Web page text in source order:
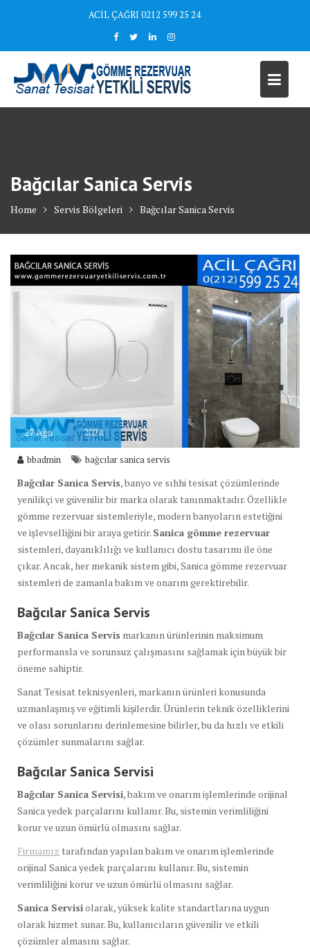
ACİL ÇAĞRI 0212 599 25 24
Bağcılar Sanica Servis
Home Servis Bölgeleri Bağcılar Sanica Servis
27Ağu 2024
bbadmin bağcılar sanica servis
Bağcılar Sanica Servis, banyo ve sıhhi tesisat çözümlerinde
yenilikçi ve güvenilir bir marka olarak tanınmaktadır. Özellikle
gömme rezervuar sistemleriyle, modern banyoların estetiğini
ve işlevselliğini bir araya getirir. Sanica gömme rezervuar
sistemleri, dayanıklılığı ve kullanıcı dostu tasarımı ile öne
çıkar. Ancak, her mekanik sistem gibi, Sanica gömme rezervuar
sistemleri de zamanla bakım ve onarım gerektirebilir.
Bağcılar Sanica Servis
Bağcılar Sanica Servis markanın ürünlerinin maksimum
performansla ve sorunsuz çalışmasını sağlamak için büyük bir
öneme sahiptir.
Sanat Tesisat teknisyenleri, markanın ürünleri konusunda
uzmanlaşmış ve eğitimli kişilerdir. Ürünlerin teknik özelliklerini
ve olası sorunlarını derinlemesine bilirler, bu da hızlı ve etkili
çözümler sunmalarını sağlar.
Bağcılar Sanica Servisi
Bağcılar Sanica Servisi, bakım ve onarım işlemlerinde orijinal
Sanica yedek parçalarını kullanır. Bu, sistemin verimliliğini
korur ve uzun ömürlü olmasını sağlar.
Firmamız tarafından yapılan bakım ve onarım işlemlerinde
orijinal Sanica yedek parçalarını kullanır. Bu, sistemin
verimliliğini korur ve uzun ömürlü olmasını sağlar.
Sanica Servisiolarak, yüksek kalite standartlarına uygun
olarak hizmet sunar. Bu, kullanıcıların güvenilir ve etkili
çözümler almasını sağlar.